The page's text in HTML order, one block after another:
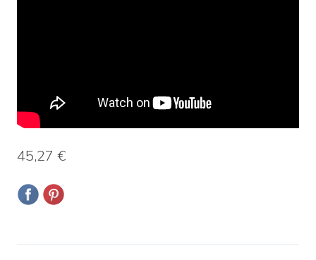
45,27 €